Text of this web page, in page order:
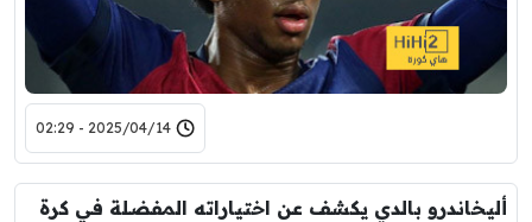
2025/04/14 - 02:29
أليخاندرو بالدي يكشف عن اختياراته المفضلة في كرة